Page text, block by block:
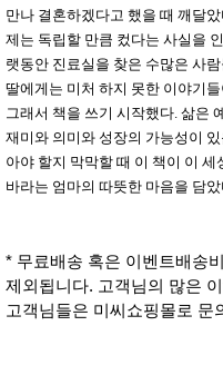
만나 결혼하겠다고 했을 때 깨달
제는 독립할 만큼 컸다는 사실을
랫동안 진료실을 찾은 수많은 사
딸에게는 미처 하지 못한 이야기
그래서 책을 쓰기 시작했다. 삶은
재미와 의미와 성장의 가능성이
아야 할지 막막할 때 이 책이 이
바라는 엄마의 따뜻한 마음을 담
* 무료배송 혹은 이벤트배송
제외됩니다. 고객님의 많은
고객님들은 미씨쇼핑몰로 문